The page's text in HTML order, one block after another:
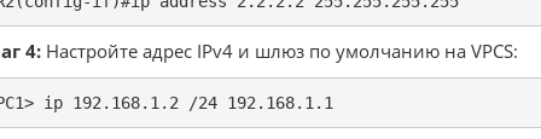
4: Настройте адрес IPv4 и шлюз по умолчанию на VPCS:
ip 192.168.1.2 /24 192.168.1.1